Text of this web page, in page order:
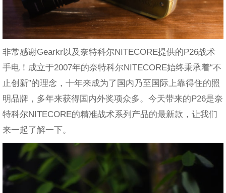
非常感谢Gearkr以及奈特科尔NITECORE提供的P26战术
手电！成立于2007年的奈特科尔NITECORE始终秉承着“不
止创新”的理念，十年来成为了国内乃至国际上靠得住的照
明品牌，多年来获得国内外奖项众多。今天带来的P26是奈
特科尔NITECORE的精准战术系列产品的最新款，让我们
来一起了解一下。